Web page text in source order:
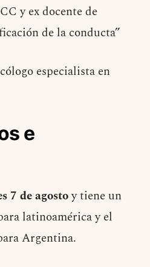
y ex docente de
de la conducta”
especialista en
e
7 deagostoy tiene un
latinoamérica y el
Argentina.